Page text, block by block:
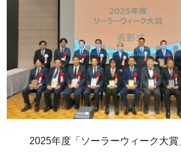
2025年度「ソーラーウィーク大賞